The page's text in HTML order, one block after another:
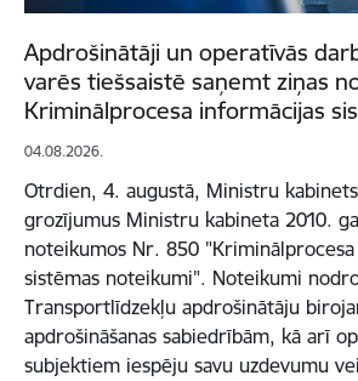
Apdrošinātāji un operatīvās
varēs tiešsaistē saņemt ziņas
Kriminālprocesa informācijas
04.08.2026.
Otrdien, 4. augustā, Ministru
grozījumus Ministru kabineta 2010.
noteikumos Nr. 850
sistēmas noteikumi". Noteikumi
Transportlīdzekļu apdrošinātāju
apdrošināšanas sabiedrībām, kā arī
subjektiem iespēju savu uzdevumu